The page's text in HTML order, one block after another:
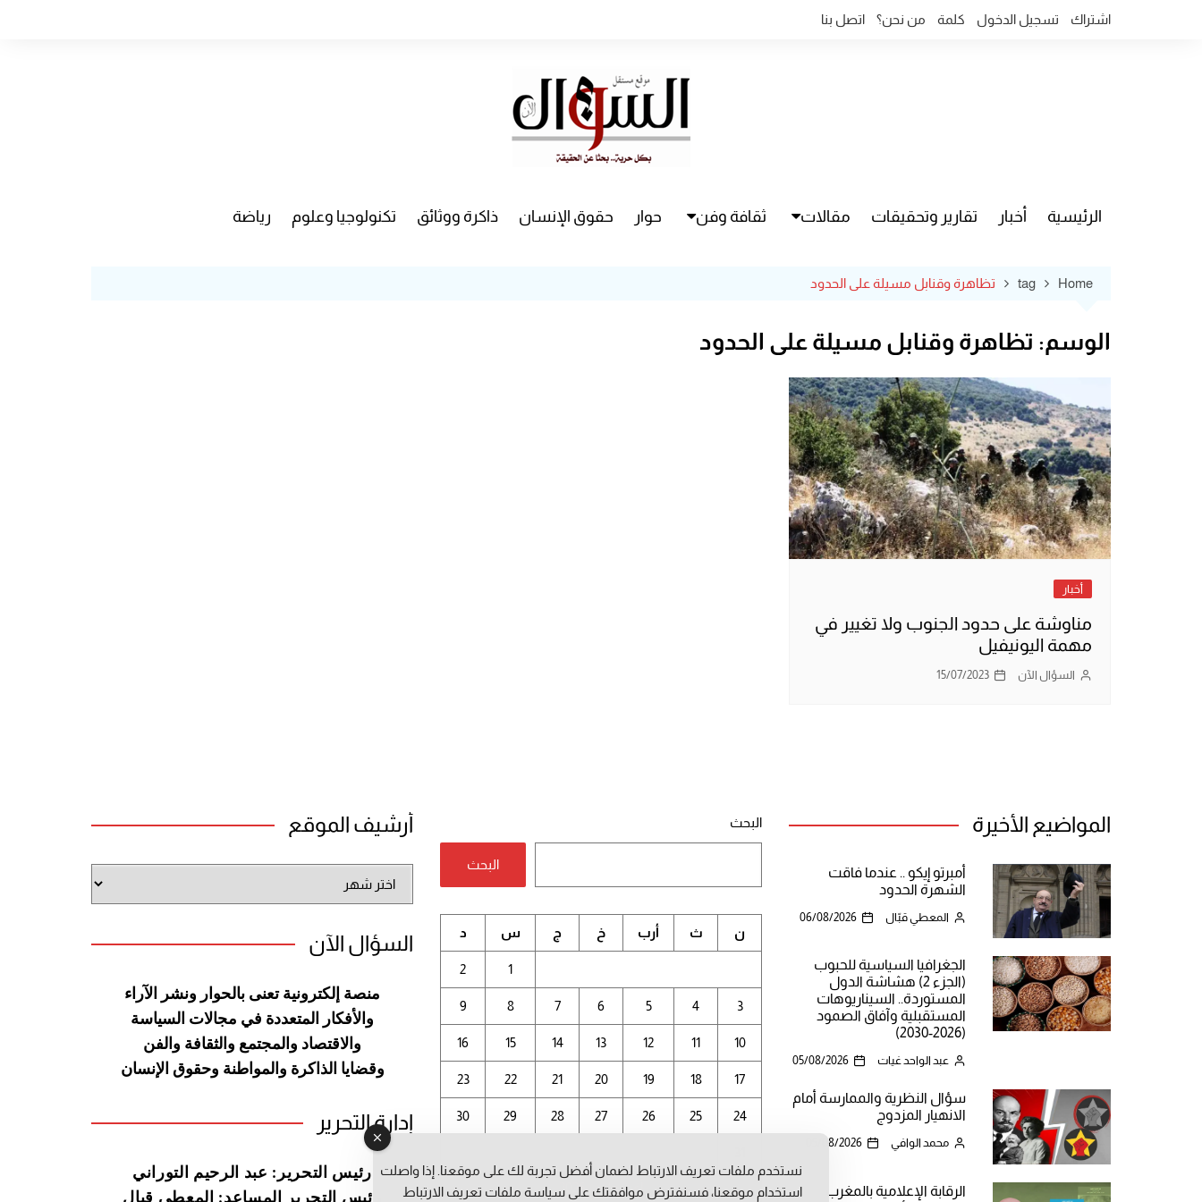
اشتراك تسجيل الدخول كلمة من نحن؟ اتصل بنا
الرئيسية أخبار تقارير وتحقيقات مقالات ثقافة وفن حوار حقوق الإنسان ذاكرة ووثائق تكنولوجيا وعلوم رياضة
Home
tag تظاهرة وقنابل مسيلة على الحدود
الوسم: تظاهرة وقنابل مسيلة على الحدود
أخبار
مناوشة على حدود الجنوب ولا تغيير في
مهمة اليونيفيل
السؤال الآن 15/07/2023
المواضيع الأخيرة
أمبرتو إيكو .. عندما فاقت
الشهرة الحدود
المعطي قبّال 06/08/2026
الجغرافيا السياسية للحبوب
(الجزء 2) هشاشة الدول
المستوردة.. السيناريوهات
المستقبلية وآفاق الصمود
(2026-2030)
عبد الواحد غيات 05/08/2026
سؤال النظرية والممارسة أمام
الانهيار المزدوج
محمد الوافي 05/08/2026
الرقابة الإعلامية بالمغرب
البحث
البحث
أغسطس 2026
ن ث أرب خ ج س د
1
2
3
4
5
6
7
8
9
10
11
12
13
14
15
16
17
18
19
20
21
22
23
24
25
26
27
28
29
30
أرشيف الموقع
الموقع
السؤال الآن
منصة إلكترونية تعنى بالحوار ونشر
الآراء
والأفكار المتعددة في مجالات السياسة
والاقتصاد والمجتمع والثقافة والفن
وقضايا الذاكرة والمواطنة وحقوق الإنسان
إدارة التحرير
رئيس التحرير: عبد الرحيم التوراني
رئيس التحرير المساعد: المعطي قبال
نستخدم ملفات تعريف الارتباط لضمان أفضل تجربة لك على موقعنا. إذا واصلت
استخدام موقعنا، فسنفترض موافقتك على سياسة ملفات تعريف الارتباط